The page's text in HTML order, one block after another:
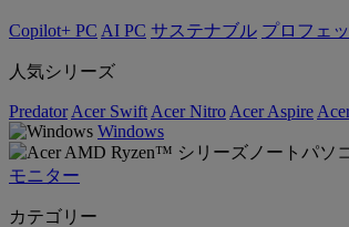
Copilot+ PC AI PC サステナブル プロフェ
人気シリーズ
Predator Acer Swift Acer Nitro Acer Aspire
Windows
モニター
カテゴリー